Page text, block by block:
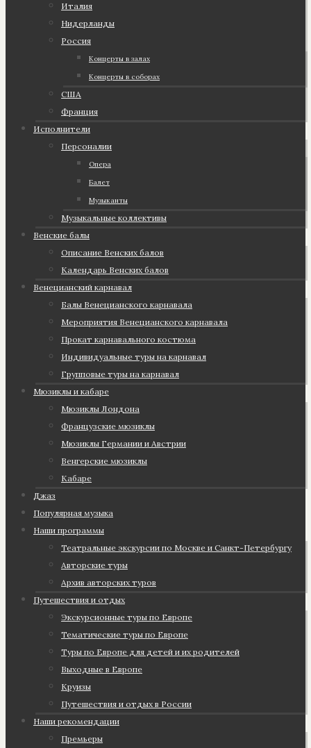
Италия
Нидерланды
Россия
Концерты в залах
Концерты в соборах
США
Франция
Исполнители
Персоналии
Опера
Балет
Музыканты
Музыкальные коллективы
Венские балы
Описание Венских балов
Календарь Венских балов
Венецианский карнавал
Балы Венецианского карнавала
Мероприятия Венецианского карнавала
Прокат карнавального костюма
Индивидуальные туры на карнавал
Групповые туры на карнавал
Мюзиклы и кабаре
Мюзиклы Лондона
Французские мюзиклы
Мюзиклы Германии и Австрии
Венгерские мюзиклы
Кабаре
Джаз
Популярная музыка
Наши программы
Театральные экскурсии по Москве и Санкт-Петербургу
Авторские туры
Архив авторских туров
Путешествия и отдых
Экскурсионные туры по Европе
Тематические туры по Европе
Туры по Европе для детей и их родителей
Выходные в Европе
Круизы
Путешествия и отдых в России
Наши рекомендации
Премьеры